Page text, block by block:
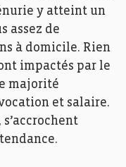
y atteint un
assez de
à domicile. Rien
impactés par le
majorité
et salaire.